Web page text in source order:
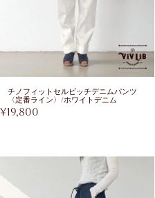
チノフィットセルビッチデニムパンツ
〈定番ライン〉/ホワイトデニム
¥19,800